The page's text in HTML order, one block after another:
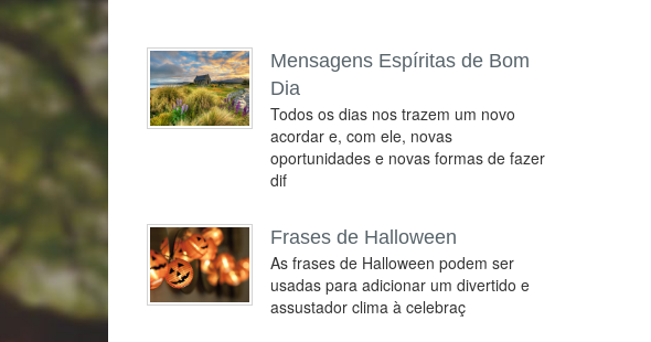
Mensagens Espíritas de Bom
Dia
Todos os dias nos trazem um novo
acordar e, com ele, novas
oportunidades e novas formas de fazer
dif
Frases de Halloween
As frases de Halloween podem ser
usadas para adicionar um divertido e
assustador clima à celebraç